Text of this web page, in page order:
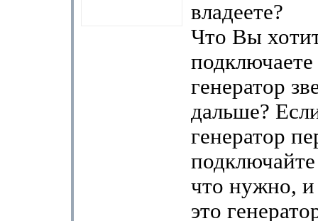
владеете?
Что Вы
генератор
дальше?
генератор
что нужно,
это